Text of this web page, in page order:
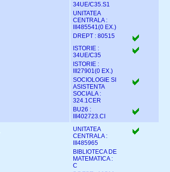
34UE/C35.S1
UNITATEA
CENTRALA :
III485541(0 EX.)
DREPT : 80515
ISTORIE :
34UE/C35
ISTORIE :
III27901(0 EX.)
SOCIOLOGIE SI
ASISTENTA
SOCIALA :
324.1CER
BU26 :
III402723.CI
UNITATEA
CENTRALA :
III485965
BIBLIOTECA DE
MATEMATICA :
C